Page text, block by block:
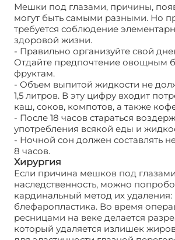
Мешки под глазами, причины,
могут быть самыми разными. Но
требуется соблюдение
здоровой жизни.
- Правильно организуйте свой
Отдайте предпочтение овощным
фруктам.
- Объем выпитой жидкости не
1,5 литров. В эту цифру входит
каш, соков, компотов, а также
- После 18 часов стараться
употребления всякой еды и
- Ночной сон должен составлять
8 часов.
Хирургия
Если причина мешков под
наследственность, можно
кардинальный метод их удаления:
блефаропластика. Во время
ресницами на веке делается
который удаляется излишек